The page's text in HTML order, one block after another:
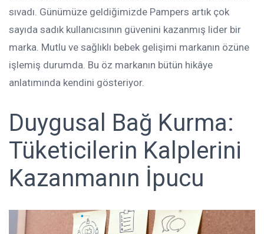
sıvadı. Günümüze geldiğimizde Pampers artık çok
sayıda sadık kullanıcısının güvenini kazanmış lider bir
marka. Mutlu ve sağlıklı bebek gelişimi markanın özüne
işlemiş durumda. Bu öz markanın bütün hikâye
anlatımında kendini gösteriyor.
Duygusal Bağ Kurma:
Tüketicilerin Kalplerini
Kazanmanın İpucu